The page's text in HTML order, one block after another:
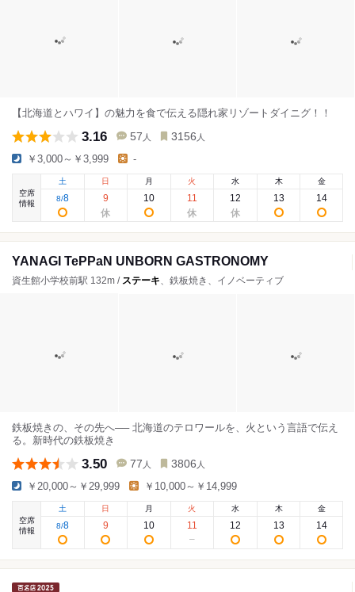
【北海道とハワイ】の魅力を食で伝える隠れ家リゾートダイニグ！！
3.16 57 人 3156 人
￥3,000～￥3,999 -
空席
情報
土
8/8
日
9
月
10
火
11
水
12
木
13
金
14
YANAGI TePPaN UNBORN GASTRONOMY
資生館小学校前駅 132m / ステーキ、鉄板焼き、イノベーティブ
鉄板焼きの、その先へ── 北海道のテロワールを、火という言語で伝え
る。新時代の鉄板焼き
3.50 77 人 3806 人
￥20,000～￥29,999 ￥10,000～￥14,999
空席
情報
土
8/8
日
9
月
10
火
11
水
12
木
13
金
14